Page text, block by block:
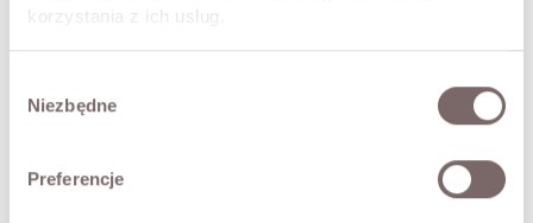
korzystania z ich usług.
zgody
Niezbędne
Preferencje
SIZES